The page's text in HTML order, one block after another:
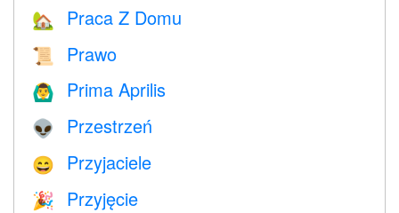
🏡 Praca Z Domu
📜 Prawo
🙆‍♂️ Prima Aprilis
👽 Przestrzeń
😄 Przyjaciele
🎉 Przyjęcie